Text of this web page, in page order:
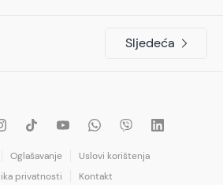
Sljedeća
Oglašavanje
Uslovi korištenja
privatnosti
Kontakt